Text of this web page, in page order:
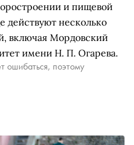
и пищевой
действуют несколько
включая Мордовский
имени Н. П. Огарева.
ошибаться, поэтому